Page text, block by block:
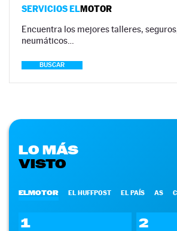
SERVICIOS ELMOTOR
Encuentra los mejores talleres,
neumáticos…
BUSCAR
LO MÁS
VISTO
ELMOTOR EL HUFFPOST EL PAÍS AS
1 2